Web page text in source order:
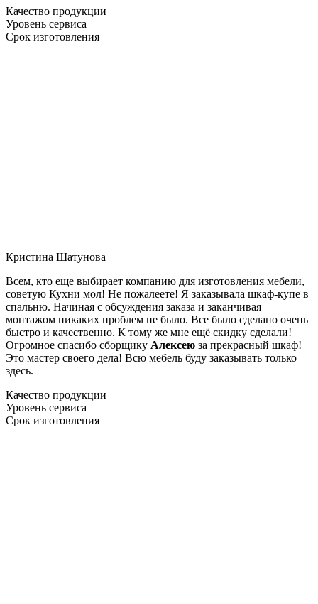
Качество продукции
Уровень сервиса
Срок изготовления
Кристина Шатунова
Всем, кто еще выбирает компанию для изготовления мебели,
советую Кухни мол! Не пожалеете! Я заказывала шкаф-купе в
спальню. Начиная с обсуждения заказа и заканчивая
монтажом никаких проблем не было. Все было сделано очень
быстро и качественно. К тому же мне ещё скидку сделали!
Огромное спасибо сборщику Алексею за прекрасный шкаф!
Это мастер своего дела! Всю мебель буду заказывать только
здесь.
Качество продукции
Уровень сервиса
Срок изготовления